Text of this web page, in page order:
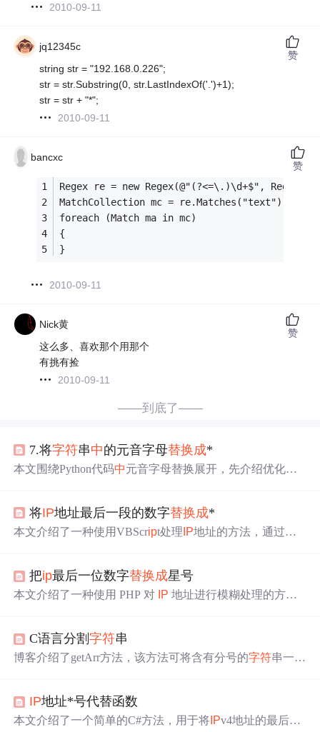
2010-09-11
jq12345c
string str = "192.168.0.226";
str = str.Substring(0, str.LastIndexOf('.')+1);
str = str + "*";
2010-09-11
赞
bancxc
Regex re = new Regex(@"(?<=\.)\d+$",
MatchCollection mc = re.Matches("text");
foreach (Match ma in mc)
{
}
2010-09-11
赞
Nick黄
这么多、喜欢那个用那个
有挑有捡
2010-09-11
赞
——到底了——
7.将字符串中的元音字母替换成*
本文围绕Python代码中元音字母替换展开，先介绍优化前
出现的陌生知识点，如条件判断语句和字符
问题。
将IP地址最后一段的数字替换成*
本文介绍了一种使用VBScript处理 IP地址的方法，通过将
把ip最后一位数字替换成星号
本文介绍了一种使用 PHP 对 IP 地址进行模糊处理的方
C语言分割字符串
博客介绍了getArr方法，该方法可将含有分号的字符串一分
IP地址*号代替函数
本文介绍了一个简单的C#方法，用于将 IPv4地址的最后一